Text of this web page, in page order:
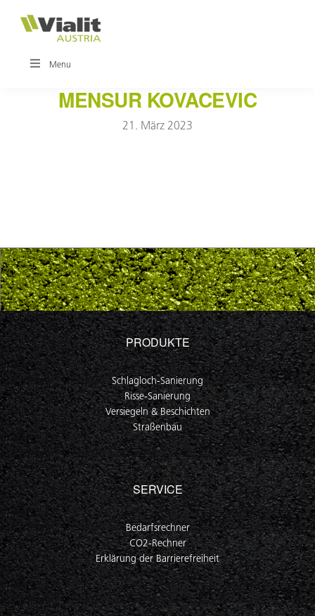
Hauptnavigation
Inhalt
VIALIT
Innovationen
Straßenbau
Menu
MENSUR KOVACEVIC
21. März 2023
PRODUKTE
Schlagloch-Sanierung
Risse-Sanierung
Versiegeln & Beschichten
Straßenbau
SERVICE
Bedarfsrechner
CO2-Rechner
Erklärung der Barrierefreiheit